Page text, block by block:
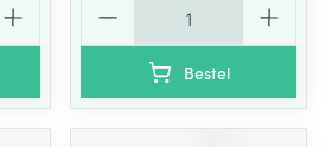
Bestel